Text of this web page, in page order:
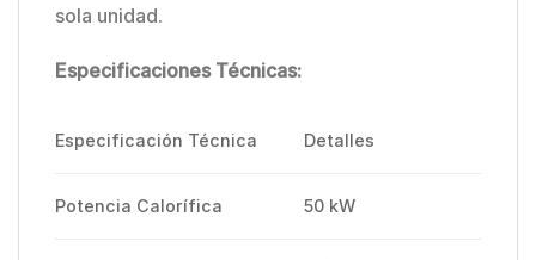
sola unidad.
Especificaciones Técnicas:
Especificación Técnica Detalles
Potencia Calorífica 50 kW